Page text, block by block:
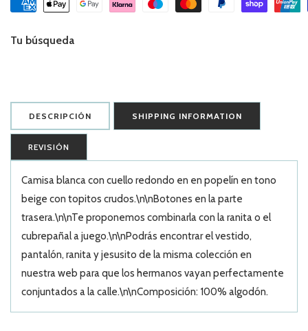
Tu búsqueda
DESCRIPCIÓN SHIPPING INFORMATION
REVISIÓN
Camisa blanca con cuello redondo en en popelín en tono
beige con topitos crudos.\n\nBotones en la parte
trasera.\n\nTe proponemos combinarla con la ranita o el
cubrepañal a juego.\n\nPodrás encontrar el vestido,
pantalón, ranita y jesusito de la misma colección en
nuestra web para que los hermanos vayan perfectamente
conjuntados a la calle.\n\nComposición: 100% algodón.